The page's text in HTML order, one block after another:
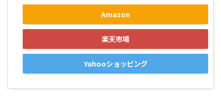
Amazon
楽天市場
Yahooショッピング